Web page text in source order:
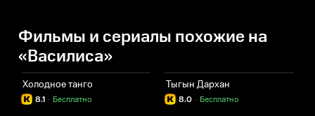
Фильмы и сериалы похожие на
«Василиса»
Холодное танго
8.1 Бесплатно
·
Тыгын Дархан
8.0 Бесплатно
·